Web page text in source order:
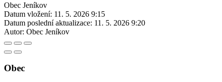
Obec Jeníkov
Datum vložení: 11. 5. 2026 9:15
Datum poslední aktualizace: 11. 5. 2026 9:20
Autor: Obec Jeníkov
Obec